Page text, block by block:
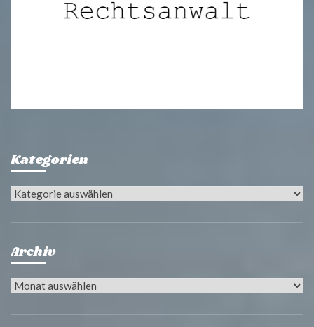
Kategorien
Kategorien
Archiv
Archiv